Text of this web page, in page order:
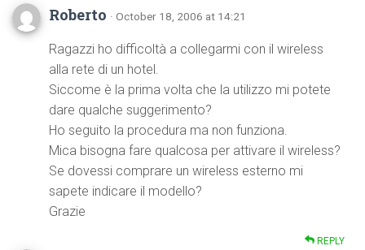
Roberto · October 18, 2006 at 14:21
Ragazzi ho difficoltà a collegarmi con il wireless
alla rete di un hotel.
Siccome è la prima volta che la utilizzo mi potete
dare qualche suggerimento?
Ho seguito la procedura ma non funziona.
Mica bisogna fare qualcosa per attivare il wireless?
Se dovessi comprare un wireless esterno mi
sapete indicare il modello?
Grazie
REPLY